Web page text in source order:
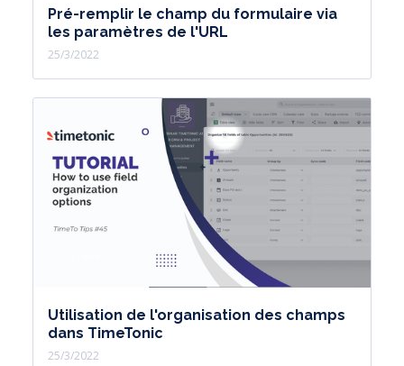
Pré-remplir le champ du formulaire via
les paramètres de l'URL
25/3/2022
Utilisation de l'organisation des champs
dans TimeTonic
25/3/2022